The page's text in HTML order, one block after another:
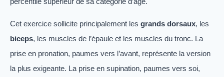
Cet exercice sollicite principalement les grands dorsaux, les
biceps, les muscles de l’épaule et les muscles du tronc. La
prise en pronation, paumes vers l’avant, représente la version
la plus exigeante. La prise en supination, paumes vers soi,